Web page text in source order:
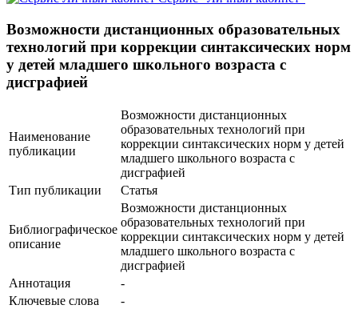
Возможности дистанционных образовательных
технологий при коррекции синтаксических норм
у детей младшего школьного возраста с
дисграфией
Наименование
публикации
Возможности дистанционных
образовательных технологий при
коррекции синтаксических норм у детей
младшего школьного возраста с
дисграфией
Тип публикации
Статья
Библиографическое
описание
Возможности дистанционных
образовательных технологий при
коррекции синтаксических норм у детей
младшего школьного возраста с
дисграфией
Аннотация
-
Ключевые cлова
-